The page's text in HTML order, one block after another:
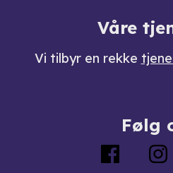
Våre
Vi tilbyr en rekke
Følg